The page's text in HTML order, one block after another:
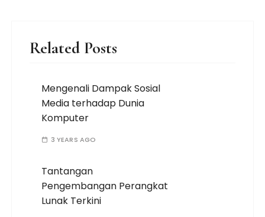
Related Posts
Mengenali Dampak Sosial
Media terhadap Dunia
Komputer
3 YEARS AGO
Tantangan
Pengembangan Perangkat
Lunak Terkini